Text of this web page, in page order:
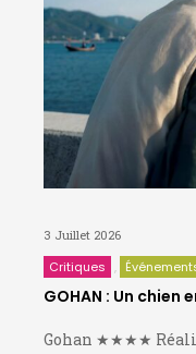
3 Juillet 2026
Critiques
GOHAN : Un
Gohan ★★★★